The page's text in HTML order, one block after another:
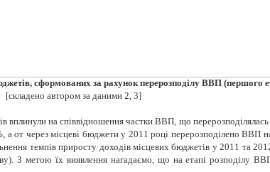
сформованих за рахунок перерозподілу ВВП (першого
[складено автором за даними 2, 3]
вплинули на співвідношення частки ВВП, що
от через місцеві бюджети у 2011 році перерозподілено ВВП
темпів приросту доходів місцевих бюджетів у 2011 та
З метою їх виявлення нагадаємо, що на етапі розподілу